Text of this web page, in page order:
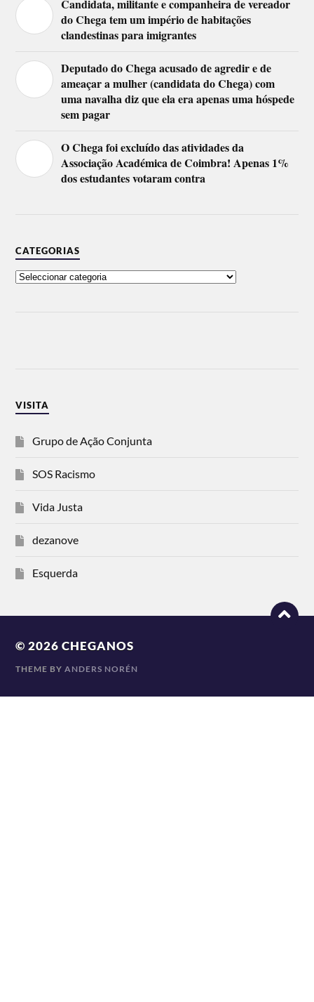
Candidata, militante e companheira de vereador
do Chega tem um império de habitações
clandestinas para imigrantes
Deputado do Chega acusado de agredir e de
ameaçar a mulher (candidata do Chega) com
uma navalha diz que ela era apenas uma hóspede
sem pagar
O Chega foi excluído das atividades da
Associação Académica de Coimbra! Apenas 1%
dos estudantes votaram contra
CATEGORIAS
VISITA
Grupo de Ação Conjunta
SOS Racismo
Vida Justa
dezanove
Esquerda
© 2026CHEGANOS
THEME BYANDERS NORÉN